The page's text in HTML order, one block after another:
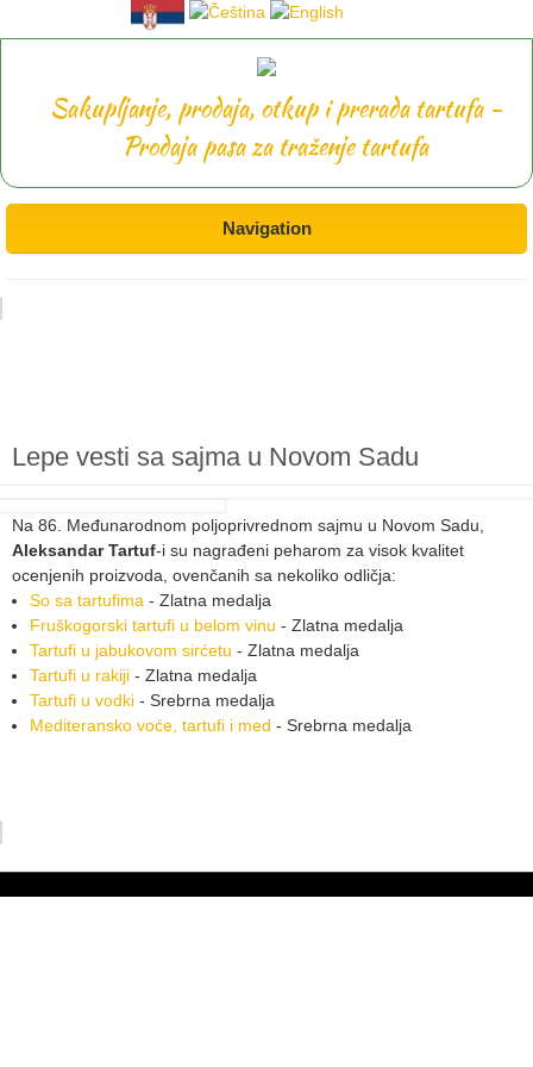
Sakupljanje, prodaja, otkup i prerada tartufa -
Prodaja pasa za traženje tartufa
Navigation
Lepe vesti sa sajma u Novom Sadu
Na 86. Međunarodnom poljoprivrednom sajmu u Novom Sadu,
Aleksandar Tartuf-i su nagrađeni peharom za visok kvalitet
ocenjenih proizvoda, ovenčanih sa nekoliko odličja:
So sa tartufima - Zlatna medalja
Fruškogorski tartufi u belom vinu - Zlatna medalja
Tartufi u jabukovom sirćetu - Zlatna medalja
Tartufi u rakiji - Zlatna medalja
Tartufi u vodki - Srebrna medalja
Mediteransko voće, tartufi i med - Srebrna medalja